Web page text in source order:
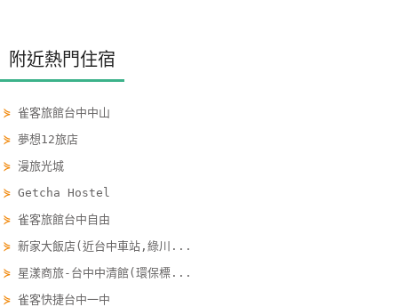
客
滿
意
度
訂
單
管
附近熱門住宿
⋟雀客旅館台中中山
⋟夢想12旅店
⋟漫旅光城
⋟Getcha Hostel
⋟雀客旅館台中自由
⋟新家大飯店(近台中車站,綠川...
⋟ 星漾商旅-台中中清館(環保標...
⋟雀客快捷台中一中